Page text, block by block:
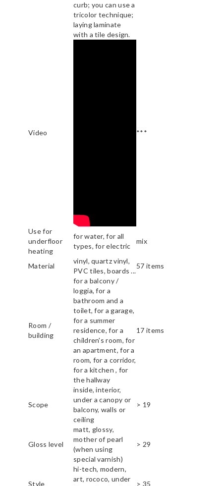
curb; you can use a
tricolor technique;
laying laminate
with a tile design.
Video ***
Use for
underfloor
heating
for water, for all
types, for electric
mix
Material
vinyl, quartz vinyl,
PVC tiles, boards ...
57 items
Room /
building
for a balcony /
loggia, for a
bathroom and a
toilet, for a garage,
for a summer
residence, for a
children's room, for
an apartment, for a
room, for a corridor,
for a kitchen , for
the hallway
17 items
Scope
inside, interior,
under a canopy or
balcony, walls or
ceiling
> 19
Gloss level
matt, glossy,
mother of pearl
(when using
special varnish)
> 29
Style
hi-tech, modern,
art, rococo, under
> 35